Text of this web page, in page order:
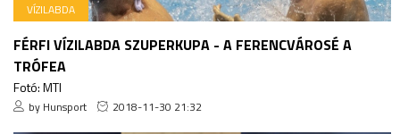
VÍZILABDA
FÉRFI VÍZILABDA SZUPERKUPA - A FERENCVÁROSÉ A
TRÓFEA
Fotó: MTI
by Hunsport 2018-11-30 21:32